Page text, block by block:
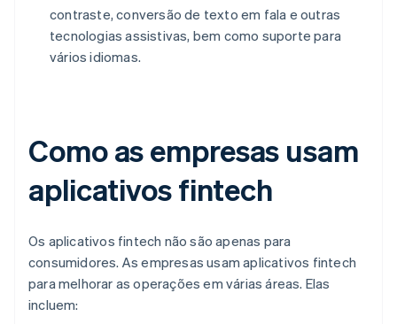
contraste, conversão de texto em fala e outras
tecnologias assistivas, bem como suporte para
vários idiomas.
Como as empresas usam
aplicativos fintech
Os aplicativos fintech não são apenas para
consumidores. As empresas usam aplicativos fintech
para melhorar as operações em várias áreas. Elas
incluem: